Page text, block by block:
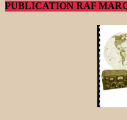
PUBLICATION RAF